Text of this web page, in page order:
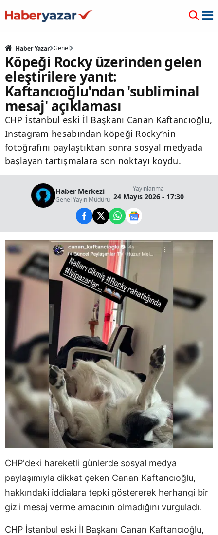
Haber Yazar Genel
Köpeği Rocky üzerinden gelen
eleştirilere yanıt:
Kaftancıoğlu'ndan 'subliminal
mesaj' açıklaması
CHP İstanbul eski İl Başkanı Canan Kaftancıoğlu,
Instagram hesabından köpeği Rocky’nin
fotoğrafını paylaştıktan sonra sosyal medyada
başlayan tartışmalara son noktayı koydu.
Haber Merkezi
Genel Yayın Müdürü
Yayınlanma
24 Mayıs 2026 - 17:30
CHP'deki hareketli günlerde sosyal medya
paylaşımıyla dikkat çeken Canan Kaftancıoğlu,
hakkındaki iddialara tepki göstererek herhangi bir
gizli mesaj verme amacının olmadığını vurguladı.
CHP İstanbul eski İl Başkanı Canan Kaftancıoğlu,